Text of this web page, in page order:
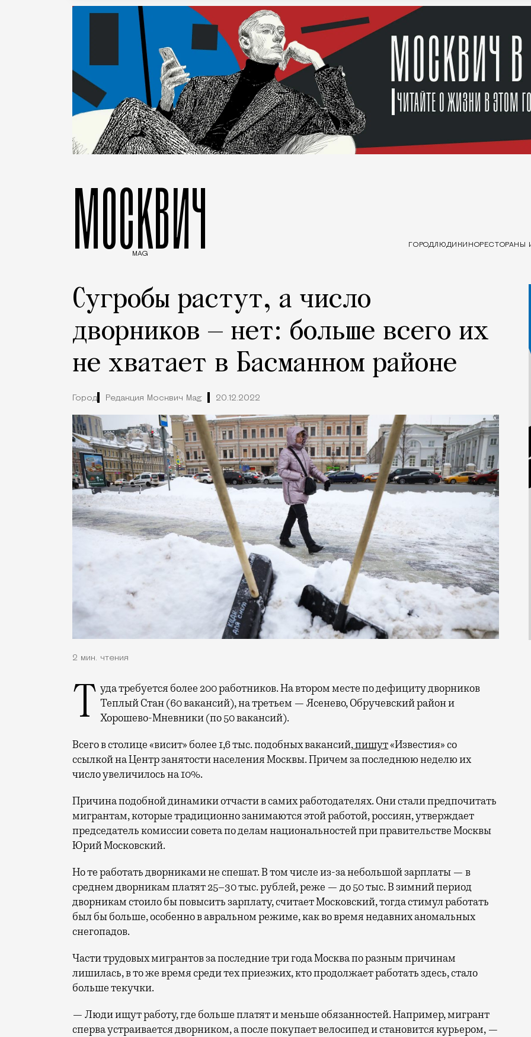
МОСКВИЧ
MAG
ГОРОДЛЮДИ КИНОРЕСТОРАНЫ
Сугробы растут, а число
дворников — нет: больше всего их
не хватает в Басманном районе
Город Редакция Москвич Mag 20.12.2022
2 мин. чтения
Туда требуется более 200 работников. На втором месте по дефициту дворников Теплый Стан (60 вакансий), на третьем — Ясенево, Обручевский район и
Хорошево-Мневники (по 50 вакансий).
Всего в столице «висит» более 1,6 тыс. подобных вакансий,пишут«Известия» со
ссылкой на Центр занятости населения Москвы. Причем за последнюю неделю их
число увеличилось на 10%.
Причина подобной динамики отчасти в самих работодателях. Они стали предпочитать
мигрантам, которые традиционно занимаются этой работой, россиян, утверждает
председатель комиссии совета по делам национальностей при правительстве Москвы
Юрий Московский.
Но те работать дворниками не спешат. В том числе из-за небольшой зарплаты — в
среднем дворникам платят 25–30 тыс. рублей, реже — до 50 тыс. В зимний период
дворникам стоило бы повысить зарплату, считает Московский, тогда стимул работать
был бы больше, особенно в авральном режиме, как во время недавних аномальных
снегопадов.
Части трудовых мигрантов за последние три года Москва по разным причинам
лишилась, в то же время среди тех приезжих, кто продолжает работать здесь, стало
больше текучки.
— Люди ищут работу, где больше платят и меньше обязанностей. Например, мигрант
сперва устраивается дворником, а после покупает велосипед и становится курьером, —